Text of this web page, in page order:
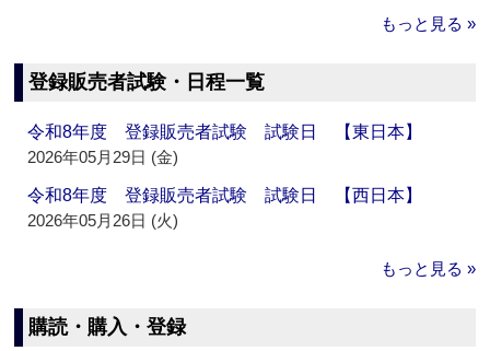
もっと見る »
登録販売者試験・日程一覧
令和8年度 登録販売者試験 試験日 【東日本】
2026年05月29日 (金)
令和8年度 登録販売者試験 試験日 【西日本】
2026年05月26日 (火)
もっと見る »
購読・購入・登録